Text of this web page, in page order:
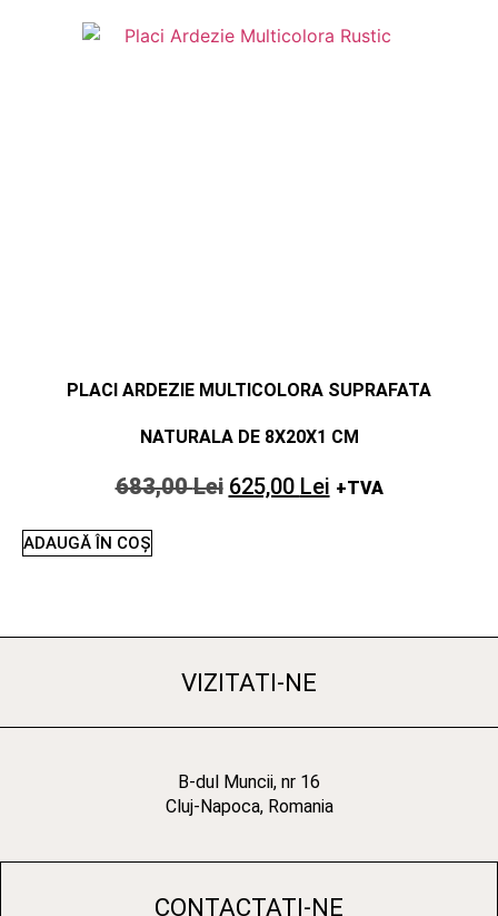
PLACI ARDEZIE MULTICOLORA SUPRAFATA
NATURALA DE 8X20X1 CM
683,00Lei 625,00 Lei +TVA
ADAUGĂ ÎN COȘ
VIZITATI-NE
B-dul Muncii, nr 16
Cluj-Napoca, Romania
CONTACTATI-NE